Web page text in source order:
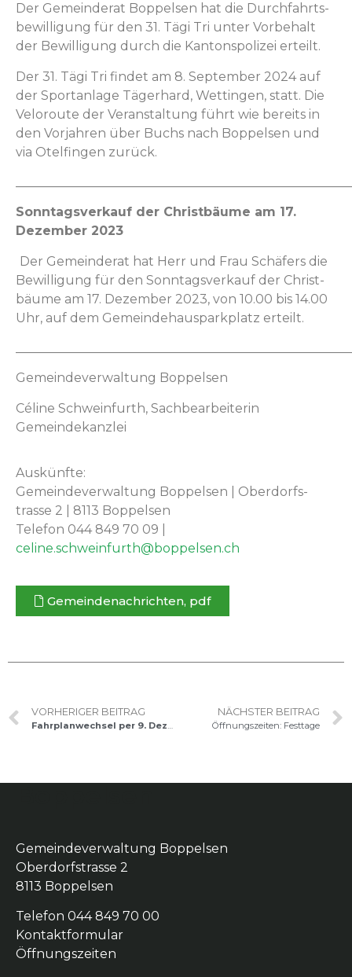
Der Gemein­der­at Bop­pelsen hat die Durch­fahrts­
be­wil­li­gung für den 31. Tägi Tri unter Vor­be­halt
der Bewil­li­gung durch die Kan­ton­spolizei erteilt.
Der 31. Tägi Tri find­et am 8. Sep­tem­ber 2024 auf
der Sportan­lage Täger­hard, Wet­tin­gen, statt. Die
Velor­oute der Ver­anstal­tung führt wie bere­its in
den Vor­jahren über Buchs nach Bop­pelsen und
via Otelfin­gen zurück.
Son­ntagsverkauf der Christ­bäume am 17.
Dezem­ber 2023
Der Gemein­der­at hat Herr und Frau Schäfers die
Bewil­li­gung für den Son­ntagsverkauf der Christ­
bäume am 17. Dezem­ber 2023, von 10.00 bis 14.00
Uhr, auf dem Gemein­de­haus­park­platz erteilt.
Gemein­de­v­er­wal­tung Boppelsen
Céline Schwe­in­furth, Sach­bear­bei­t­erin
Gemeindekanzlei
Auskün­fte:
Gemein­de­v­er­wal­tung Bop­pelsen | Ober­dorf­s­
trasse 2 | 8113 Bop­pelsen
Tele­fon 044 849 70 09 |
celine.schweinfurth@boppelsen.ch
Gemein­de­nachricht­en, pdf
VORHERIGER BEITRAG NÄCHSTER BEITRAG
Öffnungszeiten: Festtage
Gemeindeverwaltung Boppelsen
Oberdorfstrasse 2
8113 Boppelsen
Telefon 044 849 70 00
Kontaktformular
Öffnungszeiten